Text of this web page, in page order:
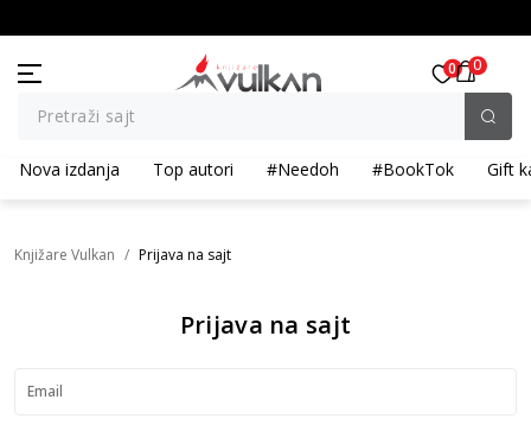
Pretraži sajt
0 0
Nova izdanja Top autori #Needoh #BookTok Gift
Knjižare Vulkan Prijava na sajt
Prijava na sajt
Email